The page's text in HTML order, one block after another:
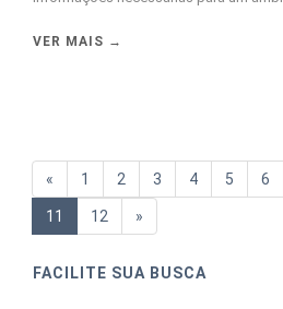
VER MAIS →
« 1 2 3 4 5 6
11 12 »
FACILITE SUA BUSCA